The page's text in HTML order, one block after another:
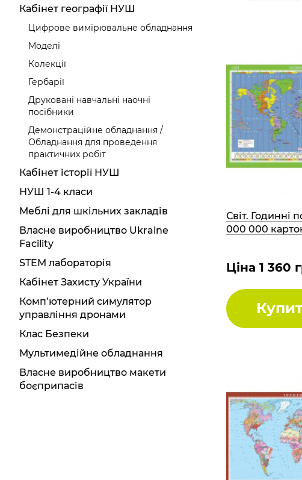
Кабінет географії НУШ
Цифрове вимірювальне обладнання
Моделі
Колекції
Гербарії
Друковані навчальні наочні
посібники
Демонстраційне обладнання /
Обладнання для проведення
практичних робіт
Кабінет історії НУШ
НУШ 1-4 класи
Меблі для шкільних закладів
Власне виробництво Ukraine
Facility
STEM лабораторія
Кабінет Захисту України
Комп’ютерний симулятор
управління дронами
Клас Безпеки
Мультимедійне обладнання
Власне виробництво макети
боєприпасів
Світ. Годинні
000 000
Ціна 1 360